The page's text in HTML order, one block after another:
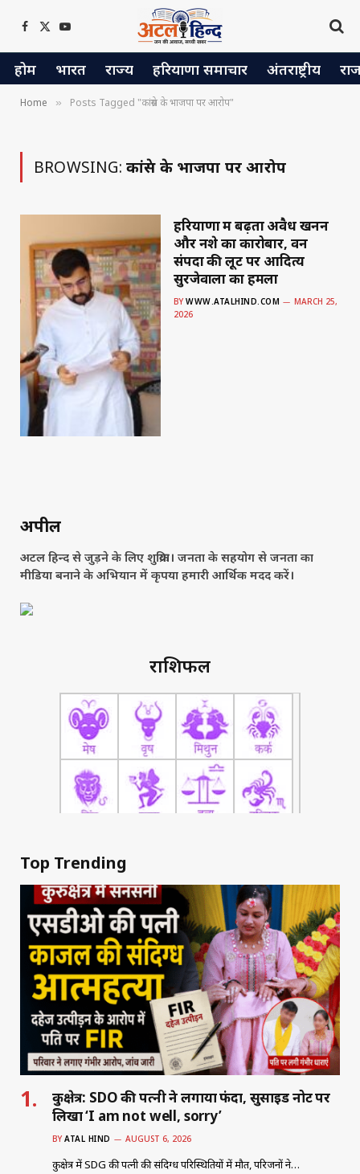
Facebook
X
(Twitter)
YouTube
होम भारत राज्य हरियाणा समाचार अंतराष्ट्रीय
Home » Posts Tagged "कांग्रेस के भाजपा पर आरोप"
BROWSING: कांग्रेस के भाजपा पर आरोप
हरियाणा में बढ़ता अवैध खनन
और नशे का कारोबार, वन
संपदा की लूट पर आदित्य
सुरजेवाला का हमला
BY WWW.ATALHIND.COM
MARCH 25,
2026
अपील
अटल हिन्द से जुड़ने के लिए शुक्रिया। जनता के सहयोग से जनता का
मीडिया बनाने के अभियान में कृपया हमारी आर्थिक मदद करें।
राशिफल
Top Trending
कुरुक्षेत्र: SDO की पत्नी ने लगाया फंदा, सुसाइड नोट पर
लिखा ‘I am not well, sorry’
BY ATAL HIND AUGUST 6, 2026
कुरुक्षेत्र में SDG की पत्नी की संदिग्ध परिस्थितियों में मौत, परिजनों ने…